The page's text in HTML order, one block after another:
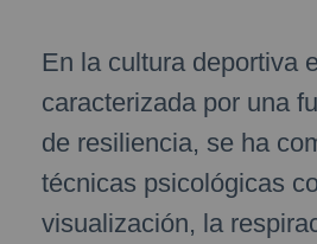
En la cultura deportiva
caracterizada por una
de resiliencia, se ha
técnicas psicológicas
visualización, la